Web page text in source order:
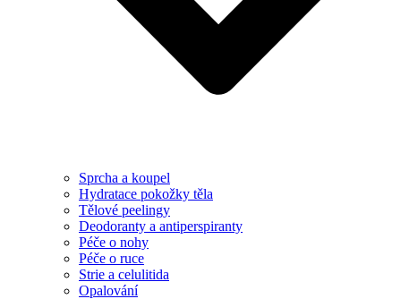
Sprcha a koupel
Hydratace pokožky těla
Tělové peelingy
Deodoranty a antiperspiranty
Péče o nohy
Péče o ruce
Strie a celulitida
Opalování